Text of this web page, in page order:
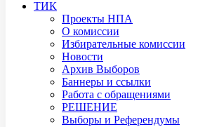
ТИК
Проекты НПА
О комиссии
Избирательные комиссии
Новости
Архив Выборов
Баннеры и ссылки
Работа с обращениями
РЕШЕНИЕ
Выборы и Референдумы